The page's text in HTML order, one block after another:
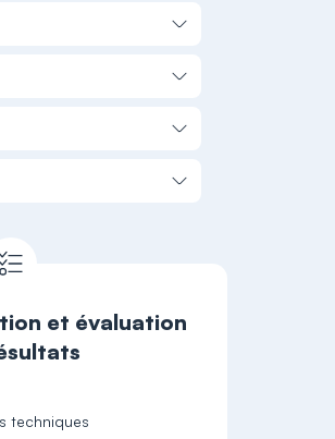
et évaluation
techniques